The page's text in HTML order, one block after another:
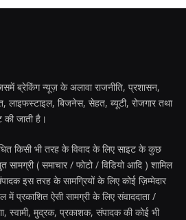
ब्रेकिंग न्यूज़ के अलावा राजनीति, प्रशासन,
बिजनेस, सेहत, ब्यूटी, रोजगार तथा
जाती है।
किसी भी तरह के विवाद के लिए साइट के कुछ
सामग्री ( समाचार / फोटो / विडियो आदि ) शामिल
इस तरह के सामग्रियों के लिए कोई ज़िम्मेदार
में प्रकाशित ऐसी सामग्री के लिए संवाददाता /
स्वामी, मुद्रक, प्रकाशक, संपादक की कोई भी